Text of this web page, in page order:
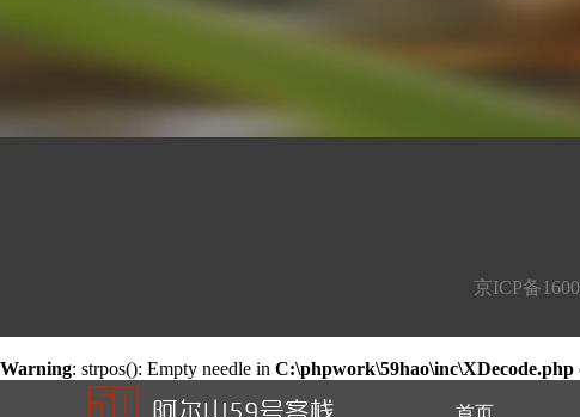
京ICP备
Warning: strpos(): Empty needle in C:\phpwork\59hao\inc\XDecode.php
首页